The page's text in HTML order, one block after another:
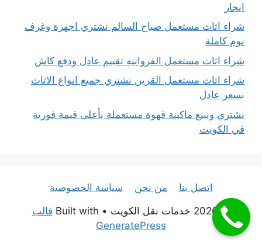
ايجار
شراء اثاث مستعمل صباح السالم نشتري اجهزة وغرف
نوم كاملة
شراء اثاث مستعمل الفروانيه تقييم عادل ودفع كاش
شراء اثاث مستعمل القرين نشتري جميع انواع الاثاث
بسعر عادل
نشتري ونبيع ماكينة قهوة مستعملة بأعلى قيمة فورية
في الكويت
اتصل بنا من نحن
سياسة الخصوصية
© 2026 خدمات نقل الكويت
• Built with
قالب
GeneratePress